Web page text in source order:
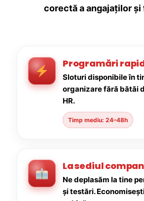
corectă a angajaților și
Programări
Sloturi disponibile în
organizare fără bătăi
HR.
Timp mediu: 24–48h
La sediul
Ne deplasăm la tine
și testări.